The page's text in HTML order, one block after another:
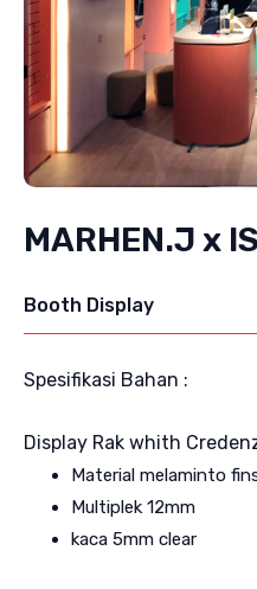
MARHEN.J x
Booth Display
Spesifikasi Bahan :
Display Rak whith
Material melaminto
Multiplek 12mm
kaca 5mm clear